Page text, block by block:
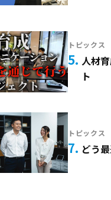
トピックス
5 人材
ト
トピックス
7 どう